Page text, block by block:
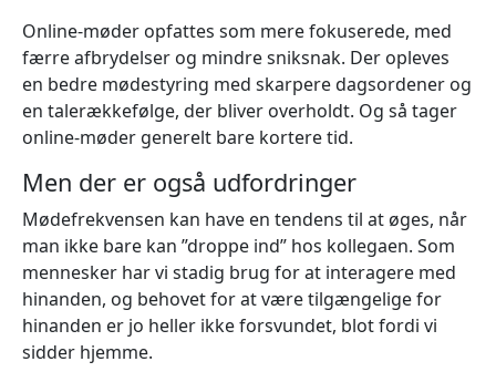
Online-møder opfattes som mere fokuserede, med
færre afbrydelser og mindre sniksnak. Der opleves
en bedre mødestyring med skarpere dagsordener og
en talerækkefølge, der bliver overholdt. Og så tager
online-møder generelt bare kortere tid.
Men der er også udfordringer
Mødefrekvensen kan have en tendens til at øges, når
man ikke bare kan ”droppe ind” hos kollegaen. Som
mennesker har vi stadig brug for at interagere med
hinanden, og behovet for at være tilgængelige for
hinanden er jo heller ikke forsvundet, blot fordi vi
sidder hjemme.